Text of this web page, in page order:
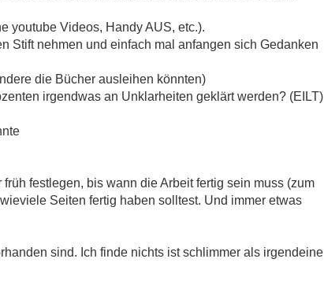
youtube Videos, Handy AUS, etc.).
Stift nehmen und einfach mal anfangen sich Gedanken
die Bücher ausleihen könnten)
irgendwas an Unklarheiten geklärt werden? (EILT)
festlegen, bis wann die Arbeit fertig sein muss (zum
Seiten fertig haben solltest. Und immer etwas
sind. Ich finde nichts ist schlimmer als irgendeine